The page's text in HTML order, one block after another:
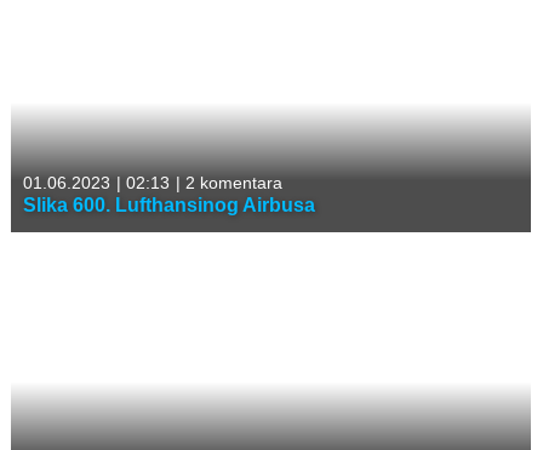
01.06.2023 | 02:13 | 2 komentara
Slika 600. Lufthansinog Airbusa